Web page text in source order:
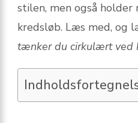
stilen, men også holder
kredsløb. Læs med, og
tænker du cirkulært ved